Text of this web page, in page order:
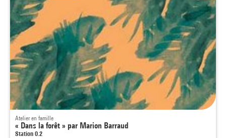
Atelier en famille
« Dans la forêt » par Marion Barraud
Station 0.2